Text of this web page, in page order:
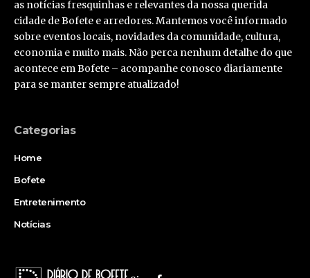
as notícias fresquinhas e relevantes da nossa querida
cidade de Bofete e arredores. Mantemos você informado
sobre eventos locais, novidades da comunidade, cultura,
economia e muito mais. Não perca nenhum detalhe do que
acontece em Bofete – acompanhe conosco diariamente
para se manter sempre atualizado!
Categorias
Home
Bofete
Entretenimento
Notícias